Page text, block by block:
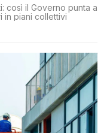
così il Governo punta a
in piani collettivi